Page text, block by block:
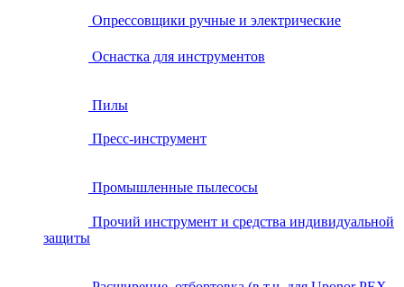
Опрессовщики ручные и электрические
Оснастка для инструментов
Пилы
Пресс-инструмент
Промышленные пылесосы
Прочий инструмент и средства индивидуальной
защиты